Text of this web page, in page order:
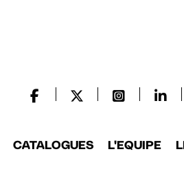
CATALOGUES L'EQUIPE